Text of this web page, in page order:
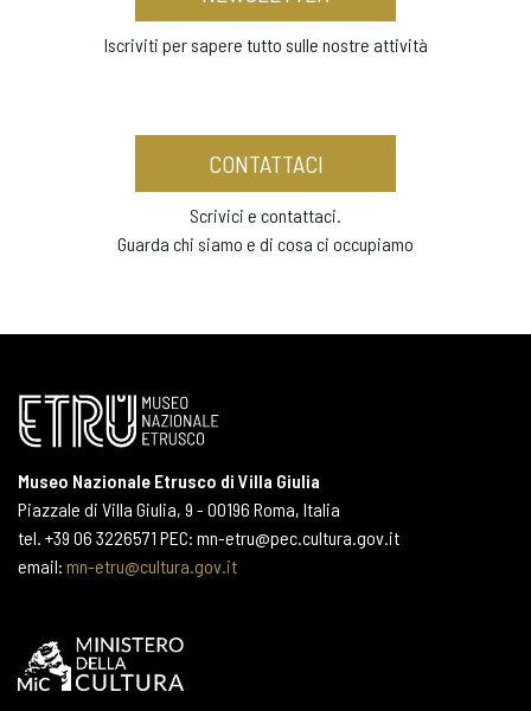
Iscriviti per sapere tutto sulle nostre attività
CONTATTACI
Scrivici e contattaci.
Guarda chi siamo e di cosa ci occupiamo
Museo Nazionale Etrusco di Villa Giulia
Piazzale di Villa Giulia, 9 - 00196 Roma, Italia
tel. +39 06 3226571 PEC: mn-etru@pec.cultura.gov.it
email: mn-etru@cultura.gov.it